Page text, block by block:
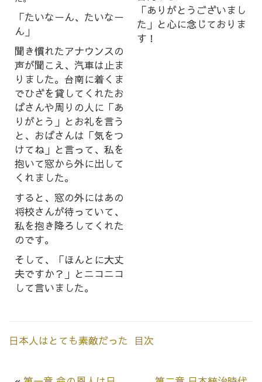
「たいなーん、たいなー
ん」
聞き慣れたアナウンスの
声が聞こえ、汽車は止ま
りました。台南に着くま
でひざを貸してくれたお
ばさんや周りの人に「あ
りがとう」とお礼を言う
と、おばさんは「気をつ
けてね」と言って、私を
抱いて窓から外に出して
くれました。
すると、窓の外にはあの
将校さんが待っていて、
私を抱き降ろしてくれた
のです。
そして、「ほんとに大丈
夫ですか？」とニコニコ
して言いました。
「ありがとうございまし
た」と心に念じておりま
す！
日本人はとても素敵だった 目次